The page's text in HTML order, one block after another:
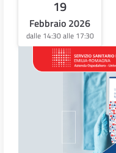
19
Febbraio 2026
dalle 14:30 alle 17:30